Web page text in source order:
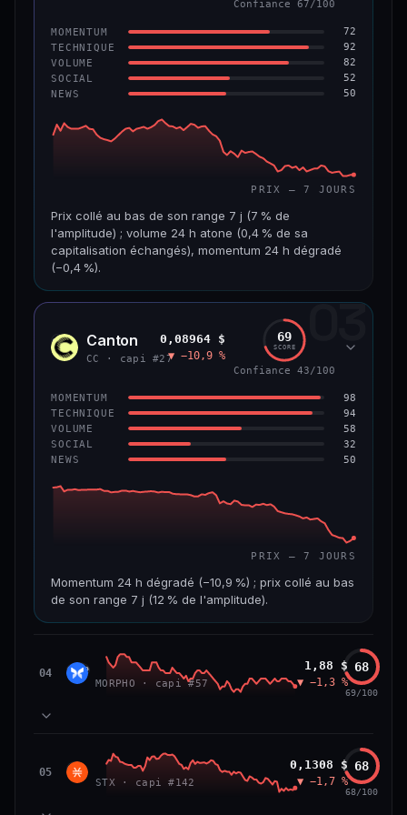
+2,5 %
VS ATH
−45,9 %
CONFIANCE 65/100
Confiance 67/100
MOMENTUM 72
TECHNIQUE 92
VOLUME 82
SOCIAL 52
NEWS 50
PRIX — 7 JOURS
Prix collé au bas de son range 7 j (7 % de
l'amplitude) ; volume 24 h atone (0,4 % de sa
capitalisation échangés), momentum 24 h dégradé
(−0,4 %).
CAP. MARCHÉ VOLUME 24 H
VAR. 7 J VAR. 30 J
−8,8 %
VS ATH
−96,0 %
RANG CAPI.
#97
CONFIANCE 67/100
03
CC Canton
CC · capi #27
0,08964 $
▼ −10,9 %
69
SCORE
Confiance 43/100
MOMENTUM 98
TECHNIQUE 94
VOLUME 58
SOCIAL 32
NEWS 50
PRIX — 7 JOURS
Momentum 24 h dégradé (−10,9 %) ; prix collé au bas
de son range 7 j (12 % de l'amplitude).
3,5 Md$
VAR. 7 J VAR. 30 J
−53,8 % #27
43/100
04 MORP Morpho
MORPHO · capi #57
1,88 $
▼ −1,3 %
68
69/100
84
TECHNIQUE 86
VOLUME 60
52
05 STX Stacks
STX · capi #142
0,1308 $
▼ −1,7 %
68
68/100